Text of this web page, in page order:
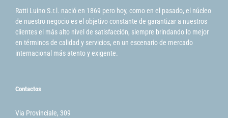
Ratti Luino S.r.l. nació en 1869 pero hoy, como en el pasado, el núcleo
de nuestro negocio es el objetivo constante de garantizar a nuestros
clientes el más alto nivel de satisfacción, siempre brindando lo mejor
en términos de calidad y servicios, en un escenario de mercado
internacional más atento y exigente.
Contactos
Via Provinciale, 309